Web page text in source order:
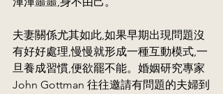
夫妻關係尤其如此,如果早期出現問題沒
有好好處理,慢慢就形成一種互動模式,一
旦養成習慣,便欲罷不能。婚姻研究專家
John Gottman 往往邀請有問題的夫婦到